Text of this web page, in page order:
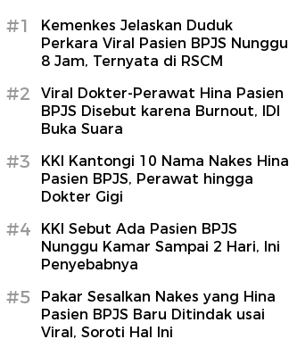
#1
Kemenkes Jelaskan Duduk
Perkara Viral Pasien BPJS Nunggu
8 Jam, Ternyata di RSCM
#2
Viral Dokter-Perawat Hina Pasien
BPJS Disebut karena Burnout, IDI
Buka Suara
#3
KKI Kantongi 10 Nama Nakes Hina
Pasien BPJS, Perawat hingga
Dokter Gigi
#4
KKI Sebut Ada Pasien BPJS
Nunggu Kamar Sampai 2 Hari, Ini
Penyebabnya
#5
Pakar Sesalkan Nakes yang Hina
Pasien BPJS Baru Ditindak usai
Viral, Soroti Hal Ini